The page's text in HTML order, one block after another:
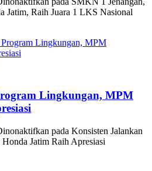
Jatim, Raih Juara 1 LKS Nasional
Lingkungan, MPM
pada Konsisten Jalankan
Jatim Raih Apresiasi